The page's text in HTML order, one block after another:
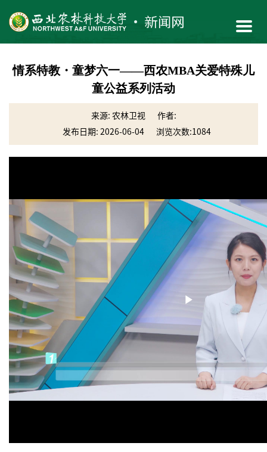
情系特教・童梦六一——西农MBA关爱特殊儿
童公益系列活动
来源: 农林卫视
作者:
发布日期: 2026-06-04
浏览次数:1084
Play
Video